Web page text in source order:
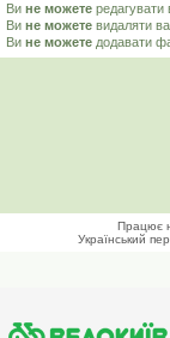
Ви не можете
Ви не можете видаляти
Ви не можете додавати
Працює
Український